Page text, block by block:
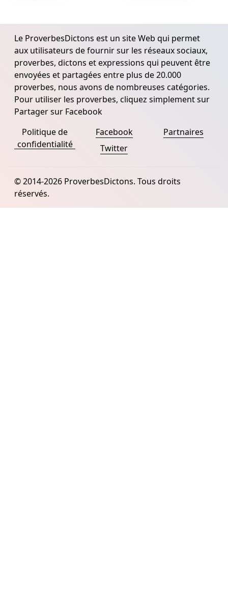
Le ProverbesDictons est un site Web qui permet
aux utilisateurs de fournir sur les réseaux sociaux,
proverbes, dictons et expressions qui peuvent être
envoyées et partagées entre plus de 20.000
proverbes, nous avons de nombreuses catégories.
Pour utiliser les proverbes, cliquez simplement sur
Partager sur Facebook
Politique de
confidentialité
Facebook
Twitter
Partnaires
© 2014-2026 ProverbesDictons. Tous droits
réservés.